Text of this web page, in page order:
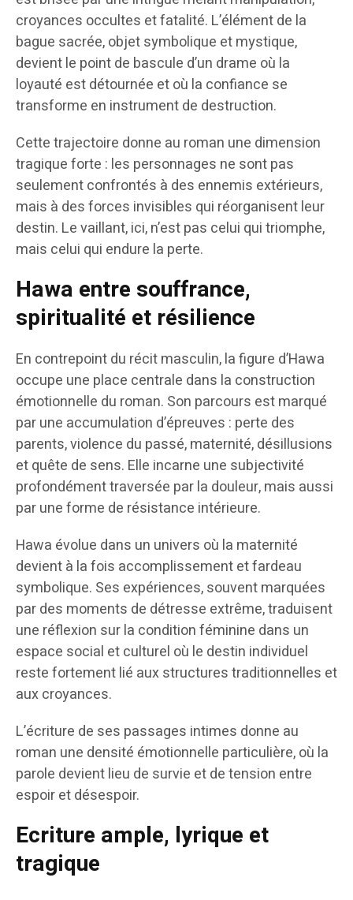
croyances occultes et fatalité. L’élément de la
bague sacrée, objet symbolique et mystique,
devient le point de bascule d’un drame où la
loyauté est détournée et où la confiance se
transforme en instrument de destruction.
Cette trajectoire donne au roman une dimension
tragique forte : les personnages ne sont pas
seulement confrontés à des ennemis extérieurs,
mais à des forces invisibles qui réorganisent leur
destin. Le vaillant, ici, n’est pas celui qui triomphe,
mais celui qui endure la perte.
Hawa entre souffrance,
spiritualité et résilience
En contrepoint du récit masculin, la figure d’Hawa
occupe une place centrale dans la construction
émotionnelle du roman. Son parcours est marqué
par une accumulation d’épreuves : perte des
parents, violence du passé, maternité, désillusions
et quête de sens. Elle incarne une subjectivité
profondément traversée par la douleur, mais aussi
par une forme de résistance intérieure.
Hawa évolue dans un univers où la maternité
devient à la fois accomplissement et fardeau
symbolique. Ses expériences, souvent marquées
par des moments de détresse extrême, traduisent
une réflexion sur la condition féminine dans un
espace social et culturel où le destin individuel
reste fortement lié aux structures traditionnelles et
aux croyances.
L’écriture de ses passages intimes donne au
roman une densité émotionnelle particulière, où la
parole devient lieu de survie et de tension entre
espoir et désespoir.
Ecriture ample, lyrique et
tragique